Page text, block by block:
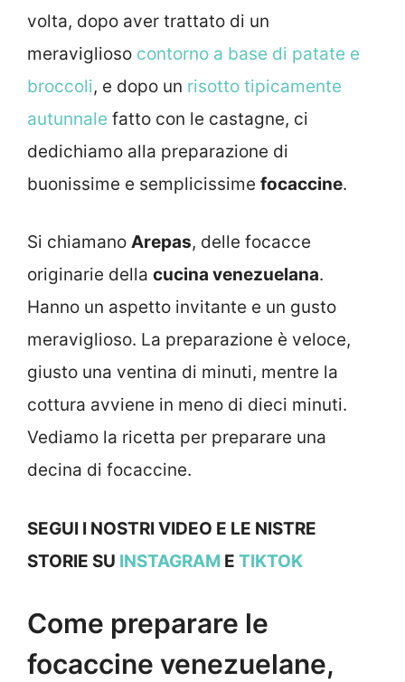
volta, dopo aver trattato di un
meraviglioso contorno a base di patate e
broccoli, e dopo un risotto tipicamente
autunnale fatto con le castagne, ci
dedichiamo alla preparazione di
buonissime e semplicissime focaccine.
Si chiamano Arepas, delle focacce
originarie della cucina venezuelana.
Hanno un aspetto invitante e un gusto
meraviglioso. La preparazione è veloce,
giusto una ventina di minuti, mentre la
cottura avviene in meno di dieci minuti.
Vediamo la ricetta per preparare una
decina di focaccine.
SEGUI I NOSTRI VIDEO E LE NISTRE
STORIE SU INSTAGRAM E TIKTOK
Come preparare le
focaccine venezuelane,